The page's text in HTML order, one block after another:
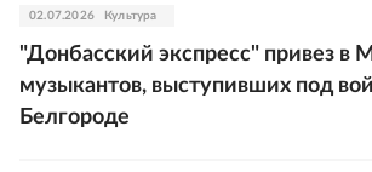
02.07.2026 Культура
"Донбасский экспресс" привез в
музыкантов, выступивших под
Белгороде